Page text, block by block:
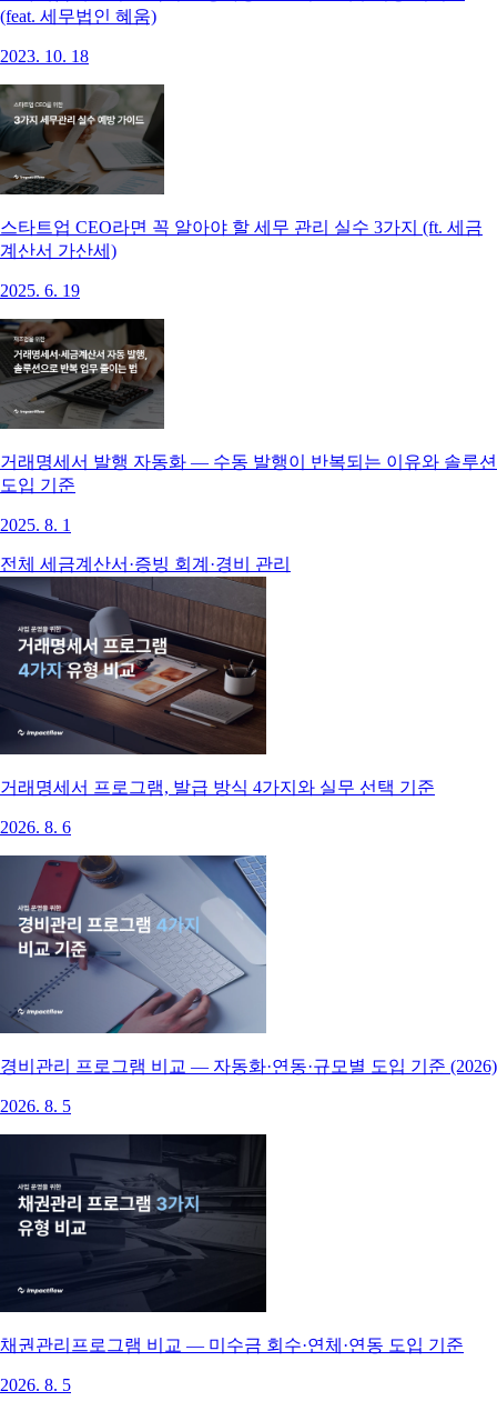
(feat. 세무법인 혜움)
2023. 10. 18
스타트업 CEO라면 꼭 알아야 할 세무 관리 실수 3가지 (ft. 세금
계산서 가산세)
2025. 6. 19
거래명세서 발행 자동화 — 수동 발행이 반복되는 이유와 솔루션
도입 기준
2025. 8. 1
전체 세금계산서·증빙 회계·경비 관리
거래명세서 프로그램, 발급 방식 4가지와 실무 선택 기준
2026. 8. 6
경비관리 프로그램 비교 — 자동화·연동·규모별 도입 기준 (2026)
2026. 8. 5
채권관리프로그램 비교 — 미수금 회수·연체·연동 도입 기준
2026. 8. 5